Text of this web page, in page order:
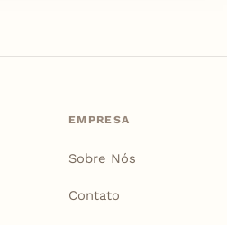
EMPRESA
Sobre Nós
Contato